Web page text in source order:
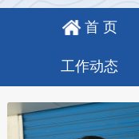
首 页
工作动态